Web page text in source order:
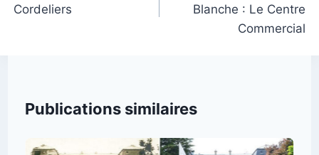
l’article
Cordeliers
Blanche : Le Centre
Commercial
Publications similaires